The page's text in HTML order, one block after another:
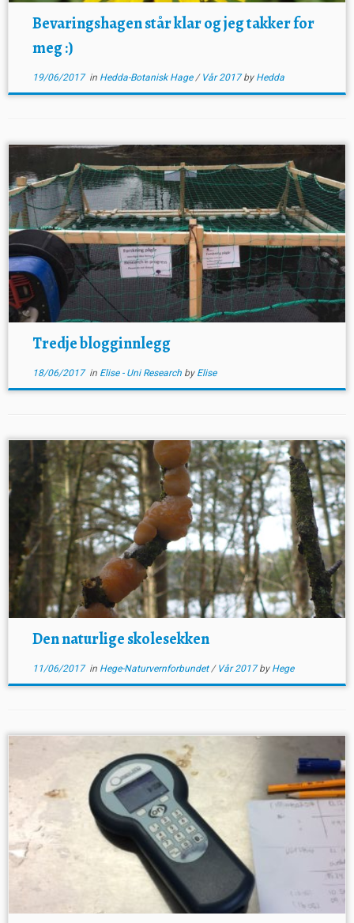
Bevaringshagen står klar og jeg takker for
meg :)
19/06/2017in Hedda-Botanisk Hage/ Vår 2017by Hedda
Tredje blogginnlegg
18/06/2017in Elise - Uni Research by Elise
Den naturlige skolesekken
11/06/2017in Hege-Naturvernforbundet/ Vår 2017by Hege